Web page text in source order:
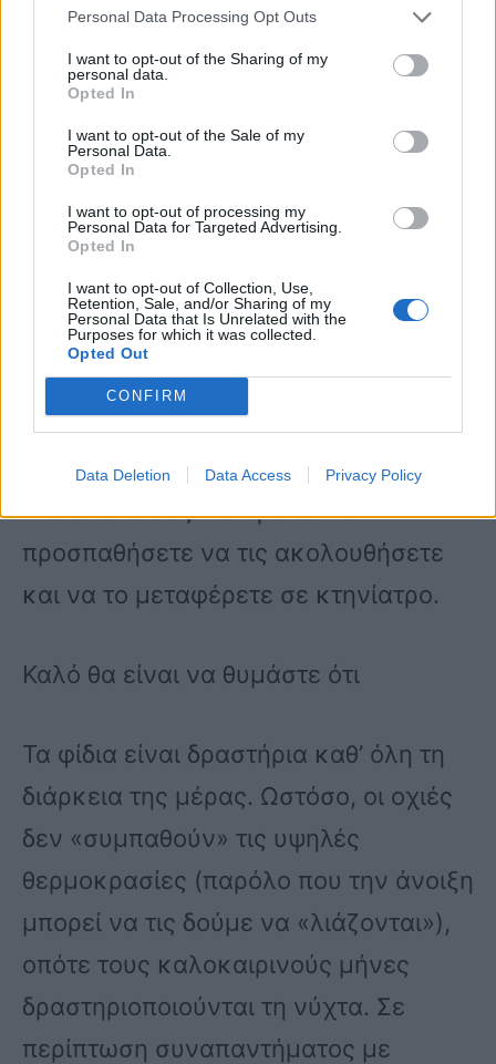
Personal Data Processing Opt Outs
I want to opt-out of the Sharing of my
personal data.
Opted In
I want to opt-out of the Sale of my
Personal Data.
Opted In
I want to opt-out of processing my
Personal Data for Targeted Advertising.
Opted In
I want to opt-out of Collection, Use,
Retention, Sale, and/or Sharing of my
Personal Data that Is Unrelated with the
Purposes for which it was collected.
Opted Out
CONFIRM
Data Deletion Data Access Privacy Policy
δαγκώματος, μη βάζετε πάγο στο
δάγκωμα, μη δένετε το δαγκωμένο
μέλος, μην παίρνετε (και μη δίνετε)
παυσίπονα −τη εξαιρέσει της
παρακεταμόλης−, μη χρησιμοποιείτε
αλκοόλ.
Απευθυνθείτε σε νοσοκομειακή δομή,
έχοντας τηρήσει όλα τα παραπάνω.
Έχετε δε υπόψη ότι οι οδηγίες αυτές
είναι οι ίδιες και για την περίπτωση
που θύμα του δαγκώματος είναι το
κατοικίδιό σας: θα πρέπει να
προσπαθήσετε να τις ακολουθήσετε
και να το μεταφέρετε σε κτηνίατρο.
Καλό θα είναι να θυμάστε ότι
Τα φίδια είναι δραστήρια καθ’ όλη τη
διάρκεια της μέρας. Ωστόσο, οι οχιές
δεν «συμπαθούν» τις υψηλές
θερμοκρασίες (παρόλο που την άνοιξη
μπορεί να τις δούμε να «λιάζονται»),
οπότε τους καλοκαιρινούς μήνες
δραστηριοποιούνται τη νύχτα. Σε
περίπτωση συναπαντήματος με